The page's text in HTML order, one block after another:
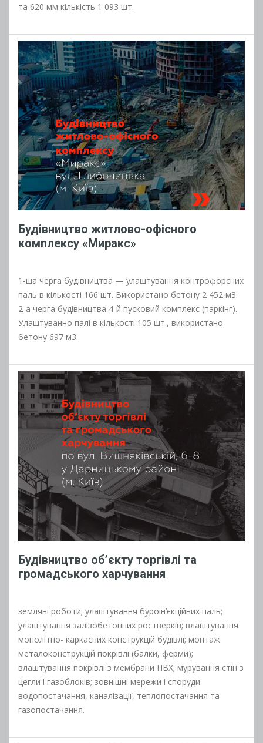
та 620 мм кількість 1 093 шт.
Будівництво житлово-офісного
комплексу «Миракс»
1-ша черга будівництва — улаштування контрофорсних
паль в кількості 166 шт. Використано бетону 2 452 м3.
2-а черга будівництва 4-й пусковий комплекс (паркінг).
Улаштуванно палі в кількості 105 шт., використано
бетону 697 м3.
Будівництво об’єкту торгівлі та
громадського харчування
земляні роботи; улаштування буроін’єкційних паль;
улаштування залізобетонних ростверків; влаштування
монолітно- каркасних конструкцій будівлі; монтаж
металоконструкцій покрівлі (балки, ферми);
влаштування покрівлі з мембрани ПВХ; мурування стін з
цегли і газоблоків; зовнішні мережи і споруди
водопостачання, каналізації, теплопостачання та
газопостачання.